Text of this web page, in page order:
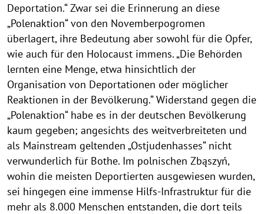
Deportation.“ Zwar sei die Erinnerung an diese
„Polenaktion“ von den Novemberpogromen
überlagert, ihre Bedeutung aber sowohl für die Opfer,
wie auch für den Holocaust immens. „Die Behörden
lernten eine Menge, etwa hinsichtlich der
Organisation von Deportationen oder möglicher
Reaktionen in der Bevölkerung.“ Widerstand gegen die
„Polenaktion“ habe es in der deutschen Bevölkerung
kaum gegeben; angesichts des weitverbreiteten und
als Mainstream geltenden „Ostjudenhasses“ nicht
verwunderlich für Bothe. Im polnischen Zbąszyń,
wohin die meisten Deportierten ausgewiesen wurden,
sei hingegen eine immense Hilfs-Infrastruktur für die
mehr als 8.000 Menschen entstanden, die dort teils